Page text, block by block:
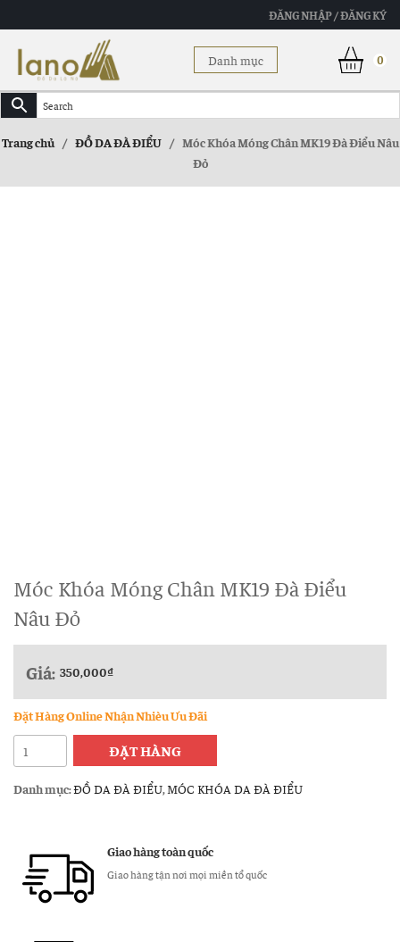
ĐĂNG NHẬP / ĐĂNG KÝ
Danh mục 0
Trang chủ / ĐỒ DA ĐÀ ĐIỂU / Móc Khóa Móng Chân MK19 Đà Điểu Nâu
Đỏ
Móc Khóa Móng Chân MK19 Đà Điểu
Nâu Đỏ
Giá: 350,000₫
Đặt Hàng Online Nhận Nhièu Ưu Đãi
Móc
Khóa
Móng
Điểu
Nâu
ĐẶT HÀNG
Danh mục:ĐỒ DA ĐÀ ĐIỂU,MÓC KHÓA DA ĐÀ ĐIỂU
Giao hàng toàn quốc
Giao hàng tận nơi mọi miền tổ quốc